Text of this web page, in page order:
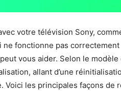
votre télévision Sony,
fonctionne pas correctement
vous aider. Selon le
allant d’une
Voici les principales façons